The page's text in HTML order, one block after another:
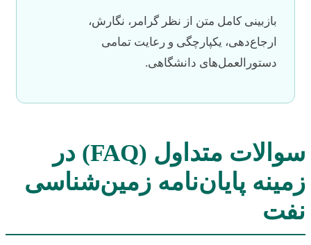
بازبینی کامل متن از نظر گرامر، نگارش،
ارجاع‌دهی، یکپارچگی و رعایت تمامی
دستورالعمل‌های دانشگاهی.
سوالات متداول (FAQ) در
زمینه پایان‌نامه زمین‌شناسی
نفت